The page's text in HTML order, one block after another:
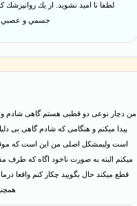
لطفا نا اميد نشويد. از يك
جسمي و عصبي
من دچار نوعی دو قطبی هستم گاهی شادم
پیدا میکنم و هنگامی که شادم گاهی بی
است ولیمشکل اصلی من این است که
میکنم البته به صورت ناخود اگاه که طرف
قطع میکند حال بگویید چکار کنم واقعا